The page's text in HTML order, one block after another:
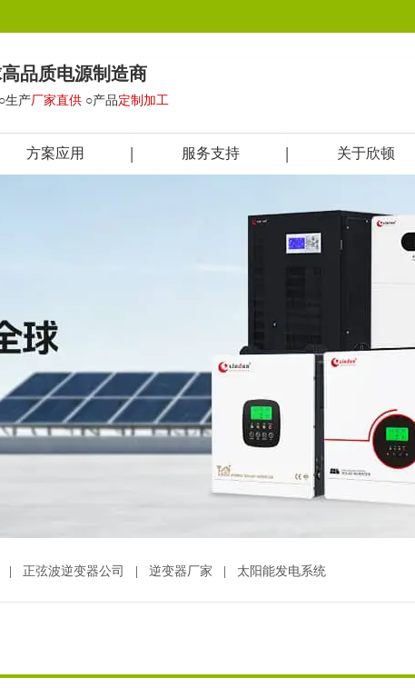
品质电源制造商
生产厂家直供 ○产品定制加工
方案应用 服务支持 关于欣顿
正弦波逆变器公司 逆变器厂家 太阳能发电系统